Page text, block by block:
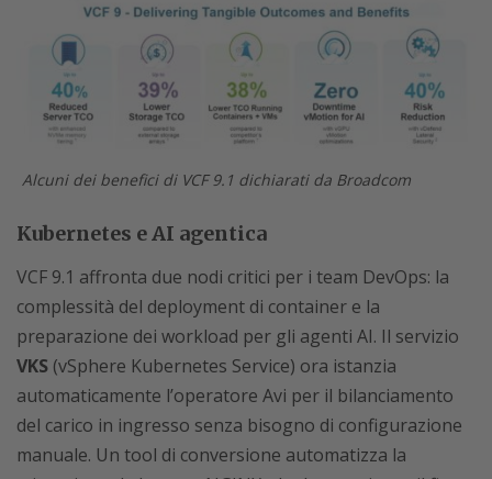
Alcuni dei benefici di VCF 9.1 dichiarati da Broadcom
Kubernetes e AI agentica
VCF 9.1 affronta due nodi critici per i team DevOps: la
complessità del deployment di container e la
preparazione dei workload per gli agenti AI. Il servizio
VKS (vSphere Kubernetes Service) ora istanzia
automaticamente l’operatore Avi per il bilanciamento
del carico in ingresso senza bisogno di configurazione
manuale. Un tool di conversione automatizza la